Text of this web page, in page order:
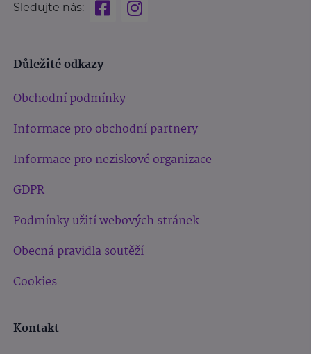
Sledujte nás:
Důležité odkazy
Obchodní podmínky
Informace pro obchodní partnery
Informace pro neziskové organizace
GDPR
Podmínky užití webových stránek
Obecná pravidla soutěží
Cookies
Kontakt